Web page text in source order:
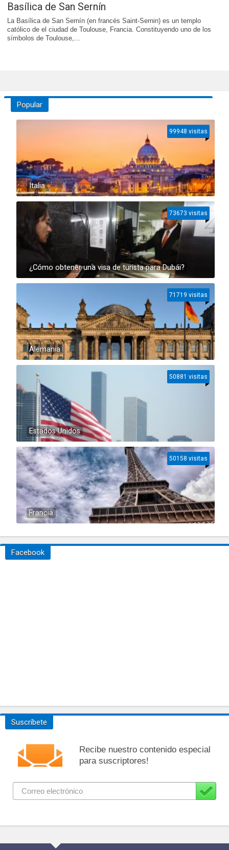
Basílica de San Sernín
La Basílica de San Sernín (en francés Saint-Sernin) es un templo
católico de el ciudad de Toulouse, Francia. Constituyendo uno de los
símbolos de Toulouse,...
Popular
Italia
99948 visitas
¿Cómo obtener una visa de turista para Dubái?
73673 visitas
Alemania
71719 visitas
Estados Unidos
50881 visitas
Francia
50158 visitas
Facebook
Suscríbete
Recibe nuestro contenido especial
para suscriptores!